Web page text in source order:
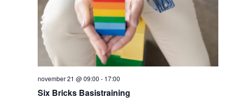
Six Bricks Basistraining
november 21 @ 09:00 - 17:00